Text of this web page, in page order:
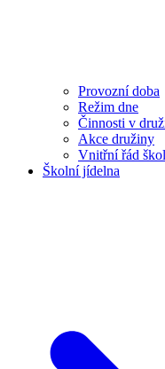
Provozní doba
Režim dne
Činnosti v
Akce družiny
Vnitřní řád
Školní jídelna